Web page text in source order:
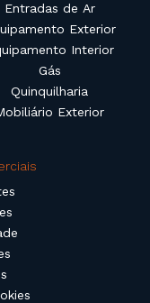
Entradas de Ar
Exterior
Interior
Gás
Quinquilharia
Exterior